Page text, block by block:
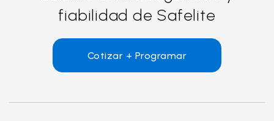
fiabilidad de Safelite
Cotizar + Programar